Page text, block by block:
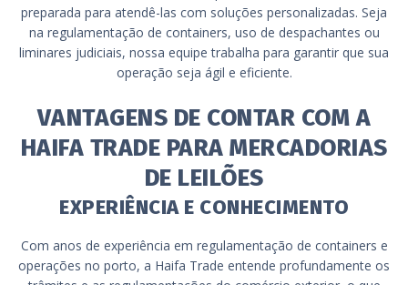
preparada para atendê-las com soluções personalizadas. Seja
na regulamentação de containers, uso de despachantes ou
liminares judiciais, nossa equipe trabalha para garantir que sua
operação seja ágil e eficiente.
VANTAGENS DE CONTAR COM A
HAIFA TRADE PARA MERCADORIAS
DE LEILÕES
EXPERIÊNCIA E CONHECIMENTO
Com anos de experiência em regulamentação de containers e
operações no porto, a Haifa Trade entende profundamente os